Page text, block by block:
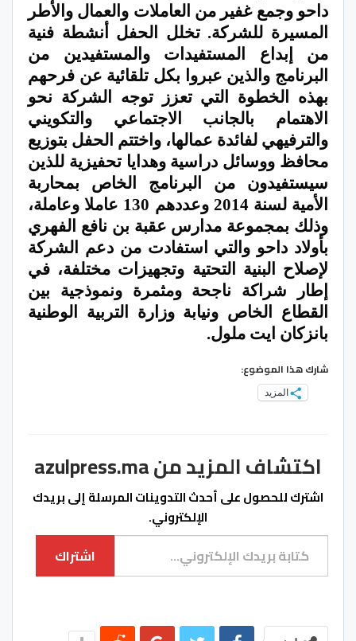
داحو وجمع غفير من العاملات والعمال والأطر
المسيرة للشركة. تخلل الحفل أنشطة فنية
من إبداع المستفيدات والمستفيدين من
البرنامج والذين عبروا بكل تلقائية عن فرحهم
بهذه الخطوة التي تعزز توجه الشركة نحو
الاهتمام بالجانب الاجتماعي والتكويني
والترفيهي لفائدة عمالها، واختتم الحفل بتوزيع
محافظ ووسائل دراسية وهدايا تحفيزية للذين
سيستفيدون من البرنامج الخاص بمحاربة
الأمية لسنة 2014 وعددهم 130 عاملا وعاملة،
وذلك بمجموعة مدارس عقبة بن نافع الفهري
بأولاد داحو والتي استفادت من دعم الشركة
لإصلاح البنية التحتية وتجهيزات مختلفة، في
إطار شراكة ناجحة ومثمرة ونموذجية بين
القطاع الخاص ونيابة وزارة التربية الوطنية
بانزكان ايت ملول.
شارك هذا الموضوع:
المزيد
اكتشاف المزيد من azulpress.ma
اشترك للحصول على أحدث التدوينات المرسلة إلى بريدك
الإلكتروني.
كتابة بريدك الإلكتروني...
اشتراك